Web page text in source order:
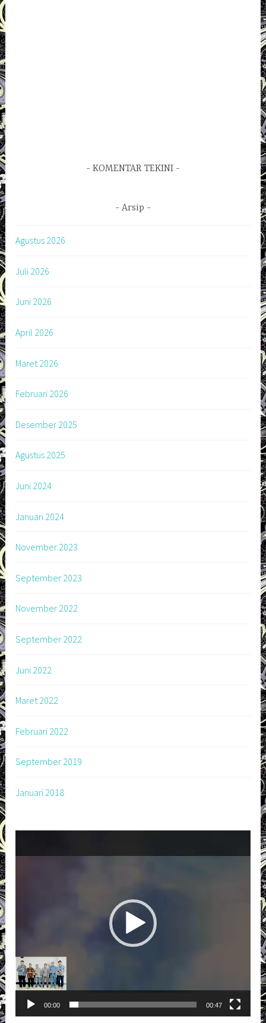
KOMENTAR TEKINI
Arsip
Agustus 2026
Juli 2026
Juni 2026
April 2026
Maret 2026
Februari 2026
Desember 2025
Agustus 2025
Juni 2024
Januari 2024
November 2023
September 2023
November 2022
September 2022
Juni 2022
Maret 2022
Februari 2022
September 2019
Januari 2018
00:00 00:47